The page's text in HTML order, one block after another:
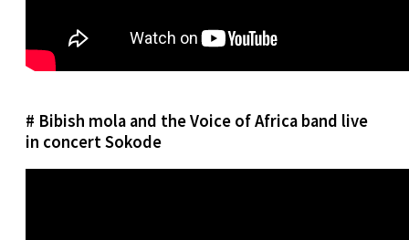
# Bibish mola and the Voice of Africa band live
in concert Sokode